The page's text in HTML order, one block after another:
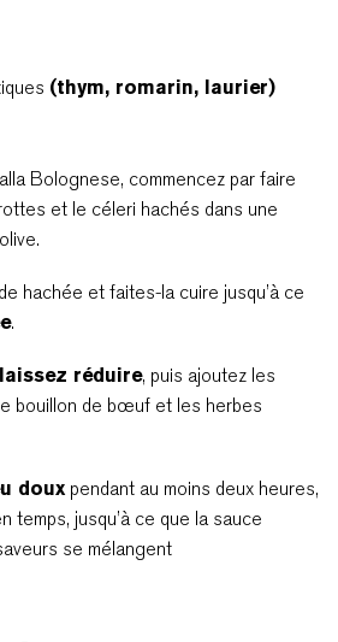
(thym, romarin, laurier)
Bolognese, commencez par faire
et le céleri hachés dans une
hachée et faites-la cuire jusqu’à ce
.
laissez réduire, puis ajoutez les
bouillon de bœuf et les herbes
doux pendant au moins deux heures,
temps, jusqu’à ce que la sauce
se mélangent